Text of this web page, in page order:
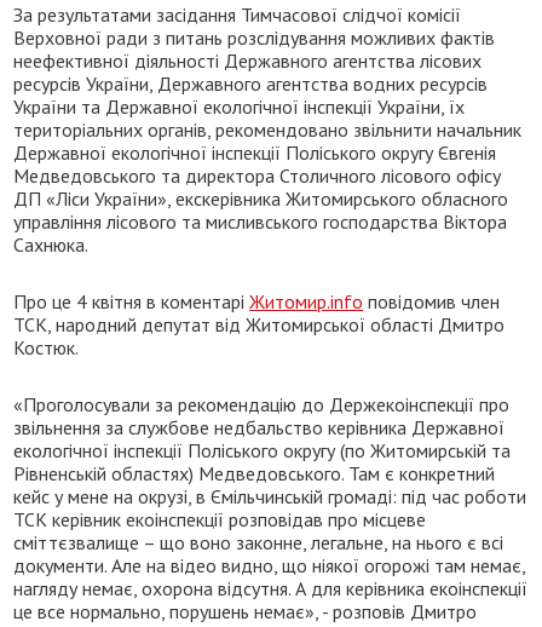
За результатами засідання Тимчасової слідчої комісії
Верховної ради з питань розслідування можливих фактів
неефективної діяльності Державного агентства лісових
ресурсів України, Державного агентства водних ресурсів
України та Державної екологічної інспекції України, їх
територіальних органів, рекомендовано звільнити начальник
Державної екологічної інспекції Поліського округу Євгенія
Медведовського та директора Столичного лісового офісу
ДП «Ліси України», екскерівника Житомирського обласного
управління лісового та мисливського господарства Віктора
Сахнюка.
Про це 4 квітня в коментаріЖитомир.info повідомив член
ТСК, народний депутат від Житомирської області Дмитро
Костюк.
«Проголосували за рекомендацію до Держекоінспекції про
звільнення за службове недбальство керівника Державної
екологічної інспекції Поліського округу (по Житомирській та
Рівненській областях) Медведовського. Там є конкретний
кейс у мене на окрузі, в Ємільчинській громаді: під час роботи
ТСК керівник екоінспекції розповідав про місцеве
сміттєзвалище – що воно законне, легальне, на нього є всі
документи. Але на відео видно, що ніякої огорожі там немає,
нагляду немає, охорона відсутня. А для керівника екоінспекції
це все нормально, порушень немає», - розповів Дмитро